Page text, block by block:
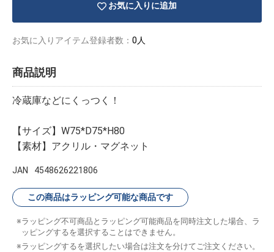
お気に入りに追加
お気に入りアイテム登録者数： 0人
商品説明
冷蔵庫などにくっつく！
【サイズ】W75*D75*H80
【素材】アクリル・マグネット
JAN 4548626221806
この商品はラッピング可能な商品です
ラッピング不可商品とラッピング可能商品を同時注文した場合、ラ
ッピングするを選択することはできません。
ラッピングするを選択したい場合は注文を分けてご注文ください。
ーター